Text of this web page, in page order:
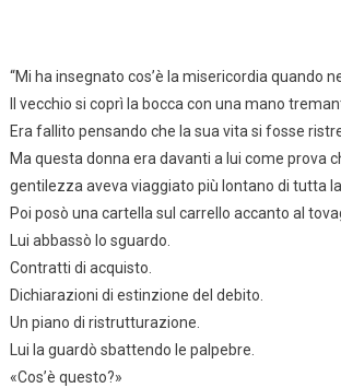
“Mi ha insegnato cos’è la misericordia quando
Il vecchio si coprì la bocca con una mano
Era fallito pensando che la sua vita si fosse
Ma questa donna era davanti a lui come prova
gentilezza aveva viaggiato più lontano di tutta
Poi posò una cartella sul carrello accanto al
Lui abbassò lo sguardo.
Contratti di acquisto.
Dichiarazioni di estinzione del debito.
Un piano di ristrutturazione.
Lui la guardò sbattendo le palpebre.
«Cos’è questo?»